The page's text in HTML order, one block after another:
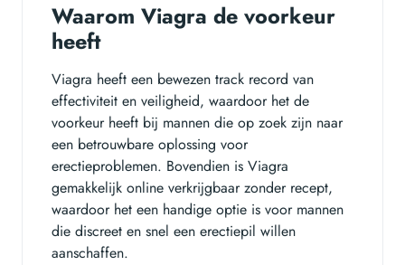
Waarom Viagra de voorkeur
heeft
Viagra heeft een bewezen track record van
effectiviteit en veiligheid, waardoor het de
voorkeur heeft bij mannen die op zoek zijn naar
een betrouwbare oplossing voor
erectieproblemen. Bovendien is Viagra
gemakkelijk online verkrijgbaar zonder recept,
waardoor het een handige optie is voor mannen
die discreet en snel een erectiepil willen
aanschaffen.